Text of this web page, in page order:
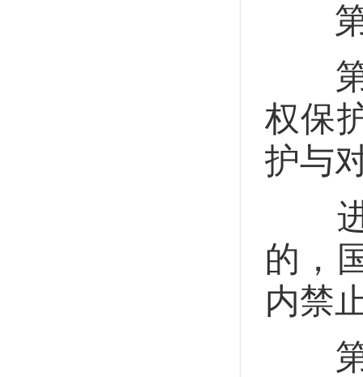
第
第
权保
护与
进
的，
内禁
第